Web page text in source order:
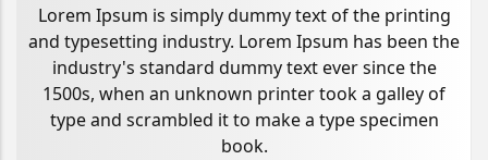
Lorem Ipsum is simply dummy text of the printing
and typesetting industry. Lorem Ipsum has been the
industry's standard dummy text ever since the
1500s, when an unknown printer took a galley of
type and scrambled it to make a type specimen
book.